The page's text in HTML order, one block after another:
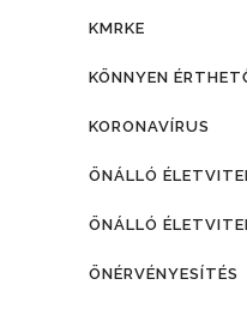
KMRKE
KÖNNYEN
KORONAVÍRUS
ÖNÁLLÓ
ÖNÁLLÓ
ÖNÉRVÉNYESÍTÉS